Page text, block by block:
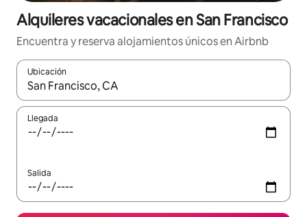
Alquileres vacacionales en San Francisco
Encuentra y reserva alojamientos únicos en Airbnb
Ubicación
Cuando los resultados estén disponibles, navega con las
Llegada
Salida